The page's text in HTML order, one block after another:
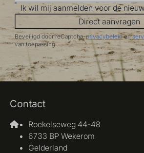
Ik wil mij aanmelden voor de
Direct aanvragen
Beveiligd door reCaptcha,privacybeleiden
van toepassing.
Contact
Roekelseweg 44-48
6733 BP Wekerom
Gelderland